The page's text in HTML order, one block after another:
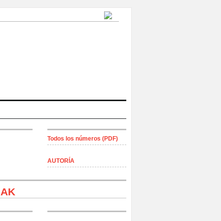
Todos los números (PDF)
AUTORÍA
armak
Garaiko errepublika —Artsakh—,